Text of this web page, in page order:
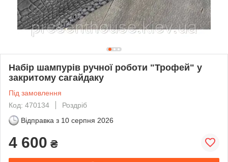
Набір шампурів ручної роботи "Трофей" у
закритому сагайдаку
Під замовлення
Код: 470134
Роздріб
Відправка з 10 серпня 2026
4 600 ₴